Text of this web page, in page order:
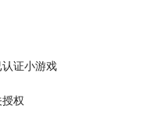
证小游戏
权